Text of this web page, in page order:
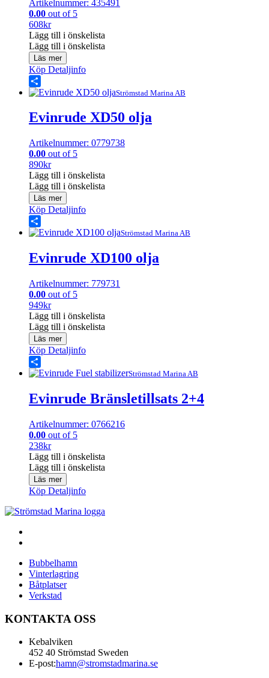
Artikelnummer: 435491
0.00 out of 5
608kr
Lägg till i önskelista
Lägg till i önskelista
Läs mer
Köp Detaljinfo
Share Strömstad Marina AB
Evinrude XD50 olja
Artikelnummer: 0779738
0.00 out of 5
890kr
Lägg till i önskelista
Lägg till i önskelista
Läs mer
Köp Detaljinfo
Share Strömstad Marina AB
Evinrude XD100 olja
Artikelnummer: 779731
0.00 out of 5
949kr
Lägg till i önskelista
Lägg till i önskelista
Läs mer
Köp Detaljinfo
Share Strömstad Marina AB
Evinrude Bränsletillsats 2+4
Artikelnummer: 0766216
0.00 out of 5
238kr
Lägg till i önskelista
Lägg till i önskelista
Läs mer
Köp Detaljinfo
Bubbelhamn
Vinterlagring
Båtplatser
Verkstad
KONTAKTA OSS
Kebalviken
452 40 Strömstad Sweden
E-post:hamn@stromstadmarina.se